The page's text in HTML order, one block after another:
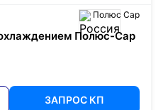
Полюс Сар
Полюс-Сар
ЗАПРОС КП